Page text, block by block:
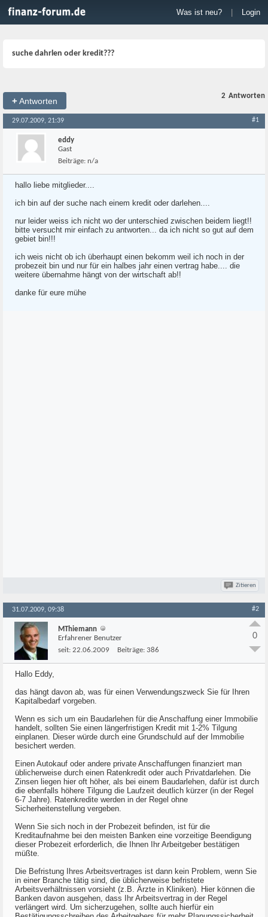
Was ist neu? Login
suche dahrlen oder kredit???
+Antworten
2 Antworten
29.07.2009, 21:39 #1
eddy
Gast
Beiträge: n/a
hallo liebe mitglieder....
ich bin auf der suche nach einem kredit oder darlehen....
nur leider weiss ich nicht wo der unterschied zwischen beidem liegt!!
bitte versucht mir einfach zu antworten... da ich nicht so gut auf dem
gebiet bin!!!
ich weis nicht ob ich überhaupt einen bekomm weil ich noch in der
probezeit bin und nur für ein halbes jahr einen vertrag habe.... die
weitere übernahme hängt von der wirtschaft ab!!
danke für eure mühe
Zitieren
31.07.2009, 09:38 #2
MThiemann
Erfahrener Benutzer
seit: 22.06.2009 Beiträge: 386
0
Hallo Eddy,
das hängt davon ab, was für einen Verwendungszweck Sie für Ihren
Kapitalbedarf vorgeben.
Wenn es sich um ein Baudarlehen für die Anschaffung einer Immobilie
handelt, sollten Sie einen längerfristigen Kredit mit 1-2% Tilgung
einplanen. Dieser würde durch eine Grundschuld auf der Immobilie
besichert werden.
Einen Autokauf oder andere private Anschaffungen finanziert man
üblicherweise durch einen Ratenkredit oder auch Privatdarlehen. Die
Zinsen liegen hier oft höher, als bei einem Baudarlehen, dafür ist durch
die ebenfalls höhere Tilgung die Laufzeit deutlich kürzer (in der Regel
6-7 Jahre). Ratenkredite werden in der Regel ohne
Sicherheitenstellung vergeben.
Wenn Sie sich noch in der Probezeit befinden, ist für die
Kreditaufnahme bei den meisten Banken eine vorzeitige Beendigung
dieser Probezeit erforderlich, die Ihnen Ihr Arbeitgeber bestätigen
müßte.
Die Befristung Ihres Arbeitsvertrages ist dann kein Problem, wenn Sie
in einer Branche tätig sind, die üblicherweise befristete
Arbeitsverhältnissen vorsieht (z.B. Ärzte in Kliniken). Hier können die
Banken davon ausgehen, dass Ihr Arbeitsvertrag in der Regel
verlängert wird. Um sicherzugehen, sollte auch hierfür ein